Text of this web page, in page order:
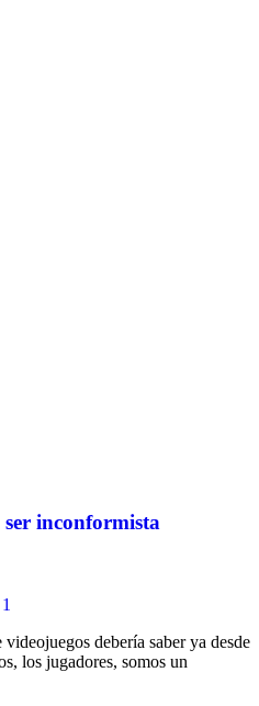
inconformista
1
debería saber ya desde
los jugadores, somos un